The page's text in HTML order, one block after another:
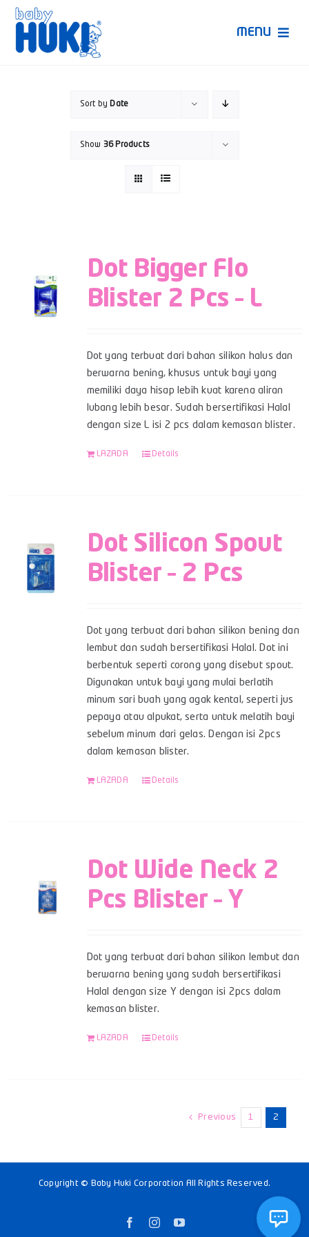
Skip
content
MENU
Sort by Date
Show 36 Products
Dot Bigger Flo
Blister 2 Pcs – L
Dot yang terbuat dari bahan silikon halus dan
berwarna bening, khusus untuk bayi yang
memiliki daya hisap lebih kuat karena aliran
lubang lebih besar. Sudah bersertifikasi Halal
dengan size L isi 2 pcs dalam kemasan blister.
LAZADA Details
Dot Silicon Spout
Blister – 2 Pcs
Dot yang terbuat dari bahan silikon bening dan
lembut dan sudah bersertifikasi Halal. Dot ini
berbentuk seperti corong yang disebut spout.
Digunakan untuk bayi yang mulai berlatih
minum sari buah yang agak kental, seperti jus
pepaya atau alpukat, serta untuk melatih bayi
sebelum minum dari gelas. Dengan isi 2pcs
dalam kemasan blister.
LAZADA Details
Dot Wide Neck 2
Pcs Blister – Y
Dot yang terbuat dari bahan silikon lembut dan
berwarna bening yang sudah bersertifikasi
Halal dengan size Y dengan isi 2pcs dalam
kemasan blister.
LAZADA Details
Previous 1 2
Copyright © Baby Huki Corporation All Rights Reserved.
FacebookInstagramYouTube